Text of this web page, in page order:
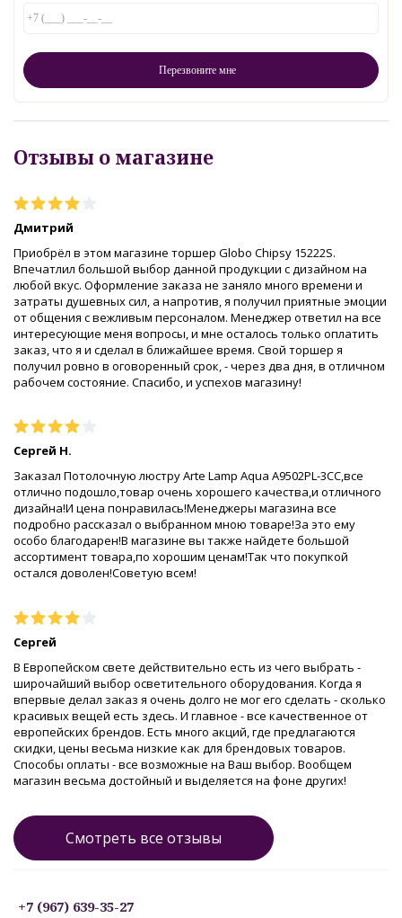
Отзывы о магазине
Дмитрий
Приобрёл в этом магазине торшер Globo Chipsy 15222S.
Впечатлил большой выбор данной продукции с дизайном на
любой вкус. Оформление заказа не заняло много времени и
затраты душевных сил, а напротив, я получил приятные эмоции
от общения с вежливым персоналом. Менеджер ответил на все
интересующие меня вопросы, и мне осталось только оплатить
заказ, что я и сделал в ближайшее время. Свой торшер я
получил ровно в оговоренный срок, - через два дня, в отличном
рабочем состояние. Спасибо, и успехов магазину!
Сергей Н.
Заказал Потолочную люстру Arte Lamp Aqua A9502PL-3CC,все
отлично подошло,товар очень хорошего качества,и отличного
дизайна!И цена понравилась!Менеджеры магазина все
подробно рассказал о выбранном мною товаре!За это ему
особо благодарен!В магазине вы также найдете большой
ассортимент товара,по хорошим ценам!Так что покупкой
остался доволен!Советую всем!
Сергей
В Европейском свете действительно есть из чего выбрать -
широчайший выбор осветительного оборудования. Когда я
впервые делал заказ я очень долго не мог его сделать - сколько
красивых вещей есть здесь. И главное - все качественное от
европейских брендов. Есть много акций, где предлагаются
скидки, цены весьма низкие как для брендовых товаров.
Способы оплаты - все возможные на Ваш выбор. Вообщем
магазин весьма достойный и выделяется на фоне других!
Смотреть все отзывы
+7 (967) 639-35-27